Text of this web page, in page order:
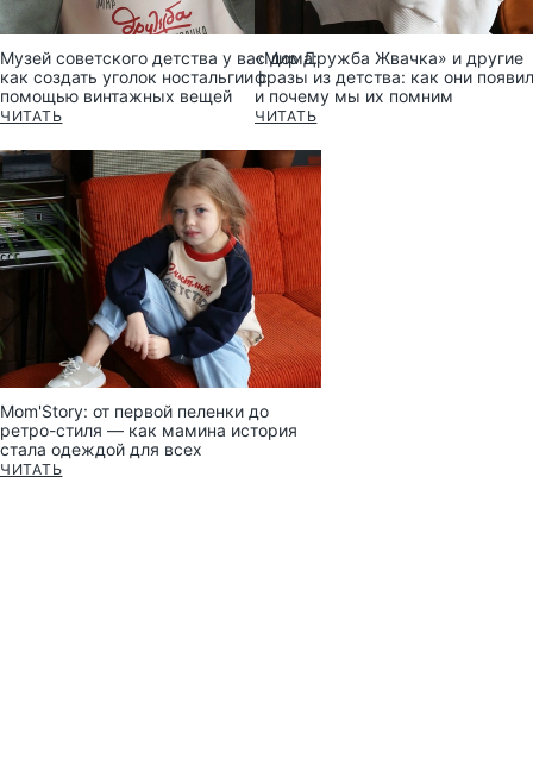
Музей советского детства у вас дома:
как создать уголок ностальгии с
помощью винтажных вещей
ЧИТАТЬ
«Мир Дружба Жвачка» и другие
фразы из детства: как они
и почему мы их помним
ЧИТАТЬ
Mom'Story: от первой пеленки до
ретро-стиля — как мамина история
стала одеждой для всех
ЧИТАТЬ